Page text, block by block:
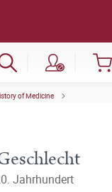
of Medicine
Jahrhundert